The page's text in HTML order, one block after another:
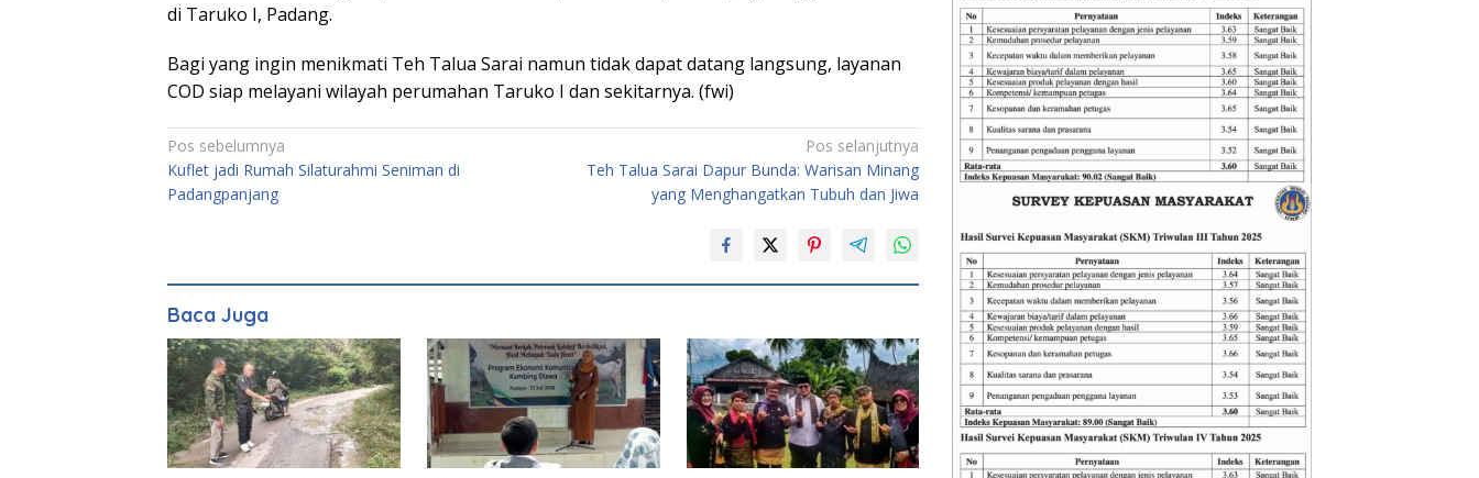
di Taruko I, Padang.
Bagi yang ingin menikmati Teh Talua Sarai namun tidak dapat datang langsung, layanan
COD siap melayani wilayah perumahan Taruko I dan sekitarnya. (fwi)
Navigasi
pos
Pos sebelumnya
Kuflet jadi Rumah Silaturahmi Seniman di
Padangpanjang
Pos selanjutnya
Teh Talua Sarai Dapur Bunda: Warisan Minang
yang Menghangatkan Tubuh dan Jiwa
Baca Juga